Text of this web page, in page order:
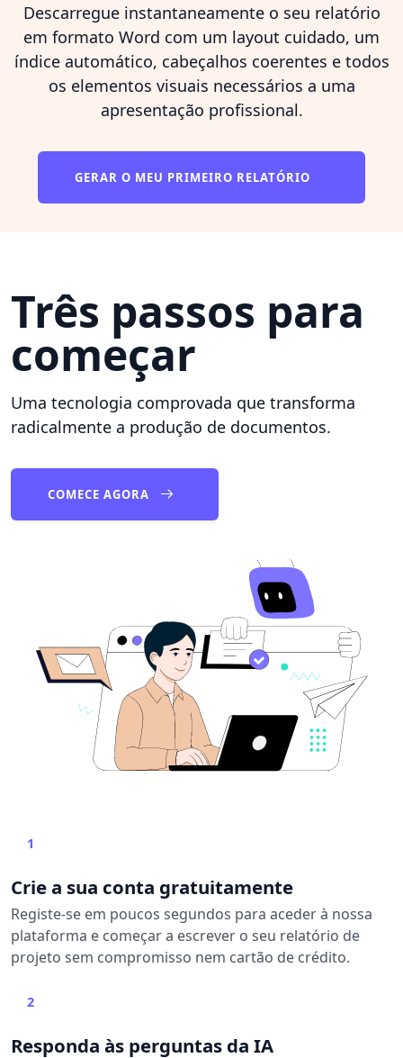
Descarregue instantaneamente o seu relatório
em formato Word com um layout cuidado, um
índice automático, cabeçalhos coerentes e todos
os elementos visuais necessários a uma
apresentação profissional.
GERAR O MEU PRIMEIRO RELATÓRIO
Três passos para
começar
Uma tecnologia comprovada que transforma
radicalmente a produção de documentos.
COMECE AGORA
1
Crie a sua conta gratuitamente
Registe-se em poucos segundos para aceder à nossa
plataforma e começar a escrever o seu relatório de
projeto sem compromisso nem cartão de crédito.
2
Responda às perguntas da IA